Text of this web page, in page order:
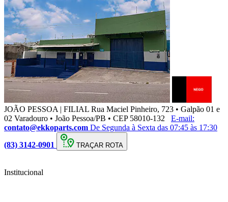
JOÃO PESSOA | FILIAL Rua Maciel Pinheiro, 723 • Galpão 01 e
02 Varadouro • João Pessoa/PB • CEP 58010-132
E-mail:
contato@ekkoparts.com De Segunda à Sexta das 07:45 às 17:30
(83) 3142-0901
TRAÇAR ROTA
Institucional